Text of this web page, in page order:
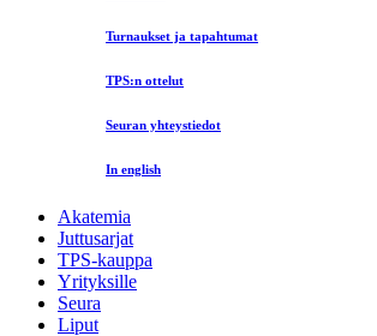
Turnaukset ja tapahtumat
TPS:n ottelut
Seuran yhteystiedot
In english
Akatemia
Juttusarjat
TPS-kauppa
Yrityksille
Seura
Liput